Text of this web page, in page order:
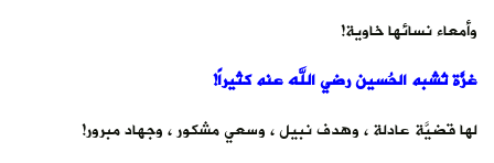
‏وأمعاء نسائها خاوية!
‏غزَّة تُشبه الحُسين رضي الله عنه كثيراً!
‏لها قضيَّة عادلة ، وهدف نبيل ، وسعي مشكور ، وجهاد مبرور!